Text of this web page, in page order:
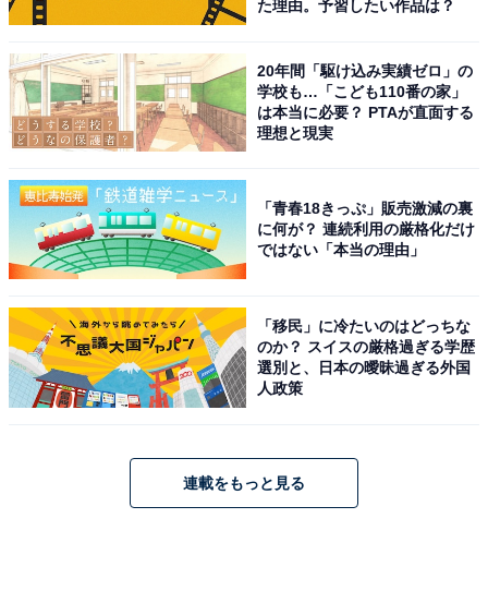
カルディの「エコバッグ」は肩掛けしやすい
サイズ感です。写真は身長175センチの男性が使ってい
ます。中には豆腐や野菜などが入っていますが、肩掛け
もできます。
た理由。予習したい作品は？
20年間「駆け込み実績ゼロ」の
学校も…「こども110番の家」
は本当に必要？ PTAが直面する
理想と現実
「青春18きっぷ」販売激減の裏
に何が？ 連続利用の厳格化だけ
ではない「本当の理由」
「移民」に冷たいのはどっちな
のか？ スイスの厳格過ぎる学歴
選別と、日本の曖昧過ぎる外国
人政策
連載をもっと見る